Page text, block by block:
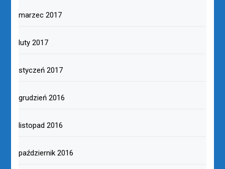
marzec 2017
luty 2017
styczeń 2017
grudzień 2016
listopad 2016
październik 2016